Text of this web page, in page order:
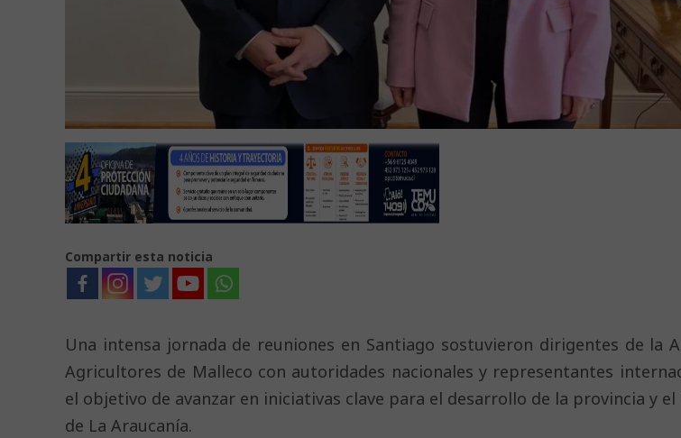
Compartir esta noticia
Una intensa jornada de reuniones en Santiago sostuvieron dirigentes de la
Agricultores de Malleco con autoridades nacionales y representantes
el objetivo de avanzar en iniciativas clave para el desarrollo de la provincia y
de La Araucanía.